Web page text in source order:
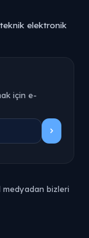
teknik elektronik
için e-
bizleri